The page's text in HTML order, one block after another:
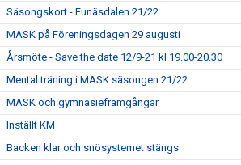
Säsongskort - Funäsdalen 21/22
MASK på Föreningsdagen 29 augusti
Årsmöte - Save the date 12/9-21 kl 19.00-20.30
Mental träning i MASK säsongen 21/22
MASK och gymnasieframgångar
Inställt KM
Backen klar och snösystemet stängs